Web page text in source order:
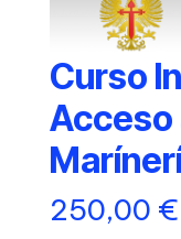
Curso
Acceso
250,00 €